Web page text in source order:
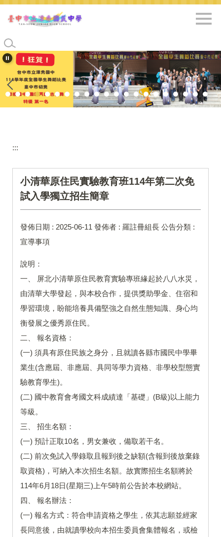
跳
到
要
內
容
:::
小清華原住民實驗教育班114年第二次免
試入學獨立招生簡章
發佈日期 : 2025-06-11 發佈者 : 羅註冊組長 公告分類 :
宣導事項
說明：
一、 屏北小清華原住民教育實驗專班緣起於八八水災，
由清華大學發起，與本校合作，提供獎助學金、住宿和
學習環境，盼能培養具備堅強之自然生態知識、身心均
衡發展之優秀原住民。
二、 報名資格：
(一) 須具有原住民族之身分，且就讀各縣市國民中學畢
業生(含應屆、非應屆、具同等學力資格、非學校型態實
驗教育學生)。
(二) 國中教育會考國文科成績達「基礎」(B級)以上能力
等級。
三、 招生名額：
(一) 預計正取10名，男女兼收，備取若干名。
(二) 前次免試入學錄取且報到後之缺額(含報到後放棄錄
取資格)，可納入本次招生名額。故實際招生名額將於
114年6月18日(星期三)上午5時前公告於本校網站。
四、 報名辦法：
(一) 報名方式：符合申請資格之學生，依其志願並經家
長同意後，由就讀學校向本招生委員會集體報名，或檢